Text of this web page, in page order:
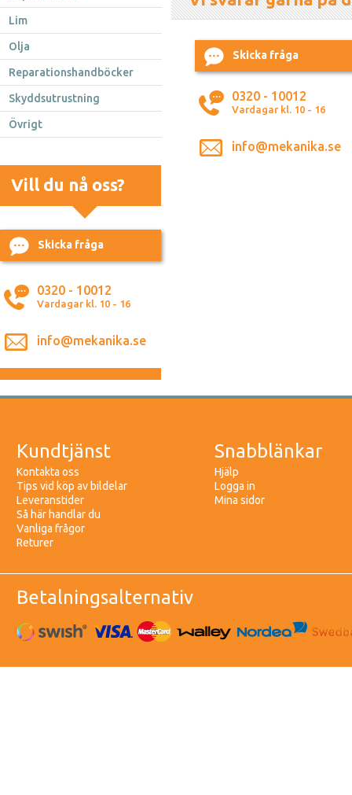
Lim
Olja
Reparationshandböcker
Skyddsutrustning
Övrigt
Vill du nå oss?
Skicka fråga
0320 - 10012
Vardagar kl. 10 - 16
info@mekanika.se
Skicka fråga
0320 - 10012
Vardagar kl. 10 - 16
info@mekanika.se
Kundtjänst
Kontakta oss
Tips vid köp av bildelar
Leveranstider
Så här handlar du
Vanliga frågor
Returer
Snabblänkar
Hjälp
Logga in
Mina sidor
Betalningsalternativ